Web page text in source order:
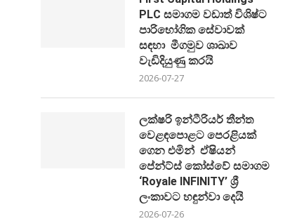
PLC සමාගම වඩාත් විශිෂ්ට
පාරිභෝගික සේවාවක්
සඳහා මීගමුව ශාඛාව
වැඩිදියුණු කරයි
2026-07-27
ලක්ෂරි ඉන්ටීරියර් තීන්ත
වෙළඳපොළට පෙරළියක්
ගෙන එමින් ඒෂියන්
පේන්ට්ස් කෝස්වේ සමාගම
‘Royale INFINITY’ ශ්‍රී
ලංකාවට හඳුන්වා දෙයි
2026-07-26